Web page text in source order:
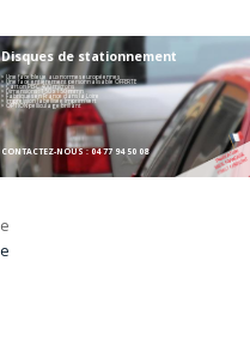
Disques de stationnement
> Une face bleue aux normes européennes
> Une face entièrement personnalisable OFFERTE
> Carton PEFC 400 microns
> Dimensions : 150 x 150 mmn
> Fabriqués en France dans la Loire
> Impression labellisée Imprim'vert
> OPTION pelliculage brillant
CONTACTEZ-NOUS : 04 77 94 50 08